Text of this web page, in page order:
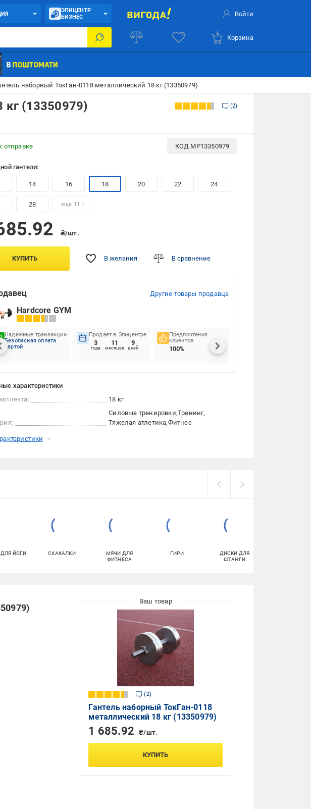
ЭПИЦЕНТР
БИЗНЕС
Войти
Корзина
наборный ТокГан-0118 металлический 18 кг (13350979)
кг (13350979) 2
отправке КОД MP13350979
гантели:
14 16 18 20 22 24
28 еще 11
₴/шт.
КУПИТЬ В желания В сравнение
Другие товары продавца
Hardcore GYM
Надежные транзакции
Безопасная оплата
картой
Продает в Эпицентре
3
года
11
месяцев
9
дней
Предпочтения
клиентов
100%
характеристики
18 кг
Силовые тренировки Тренинг
Тяжелая атлетика Фитнес
ЙОГИ СКАКАЛКИ
МЯЧИ ДЛЯ
ФИТНЕСА
ГИРИ
ДИСКИ ДЛЯ
ШТАНГИ
2
Гантель наборный ТокГан-0118
металлический 18 кг (13350979)
1 685.92 ₴/шт.
КУПИТЬ